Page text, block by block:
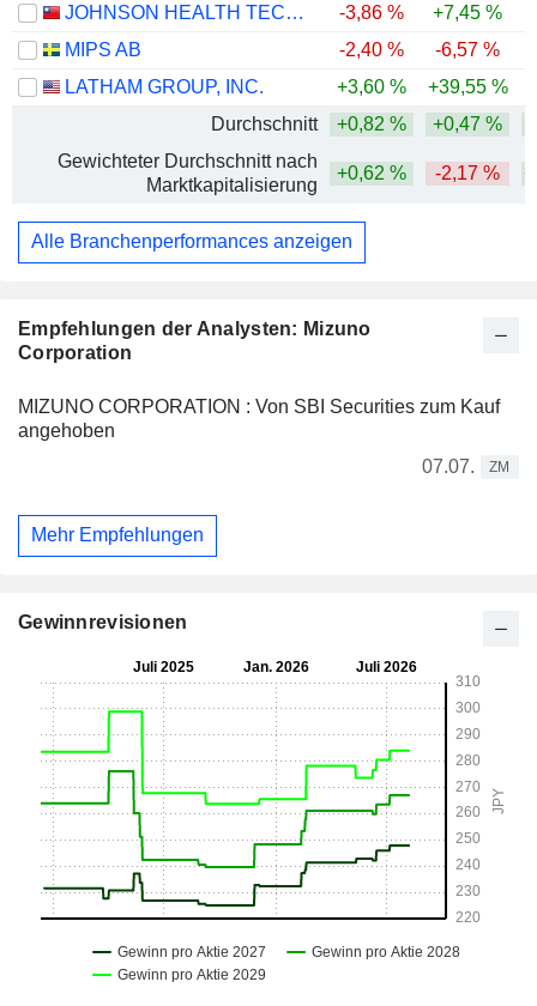
Empfehlungen der Analysten: Mizuno
Corporation
MIZUNO CORPORATION : Von SBI Securities zum Kauf
angehoben
07.07.
ZM
Mehr Empfehlungen
JOHNSON HEALTH TECH .CO., LTD.
-3,86 % +7,45 %
MIPS AB
-2,40 % -6,57 %
LATHAM GROUP, INC.
+3,60 % +39,55 %
Durchschnitt
+0,82 % +0,47 %
Gewichteter Durchschnitt nach
Marktkapitalisierung
+0,62 % -2,17 %
Alle Branchenperformances anzeigen
Gewinnrevisionen